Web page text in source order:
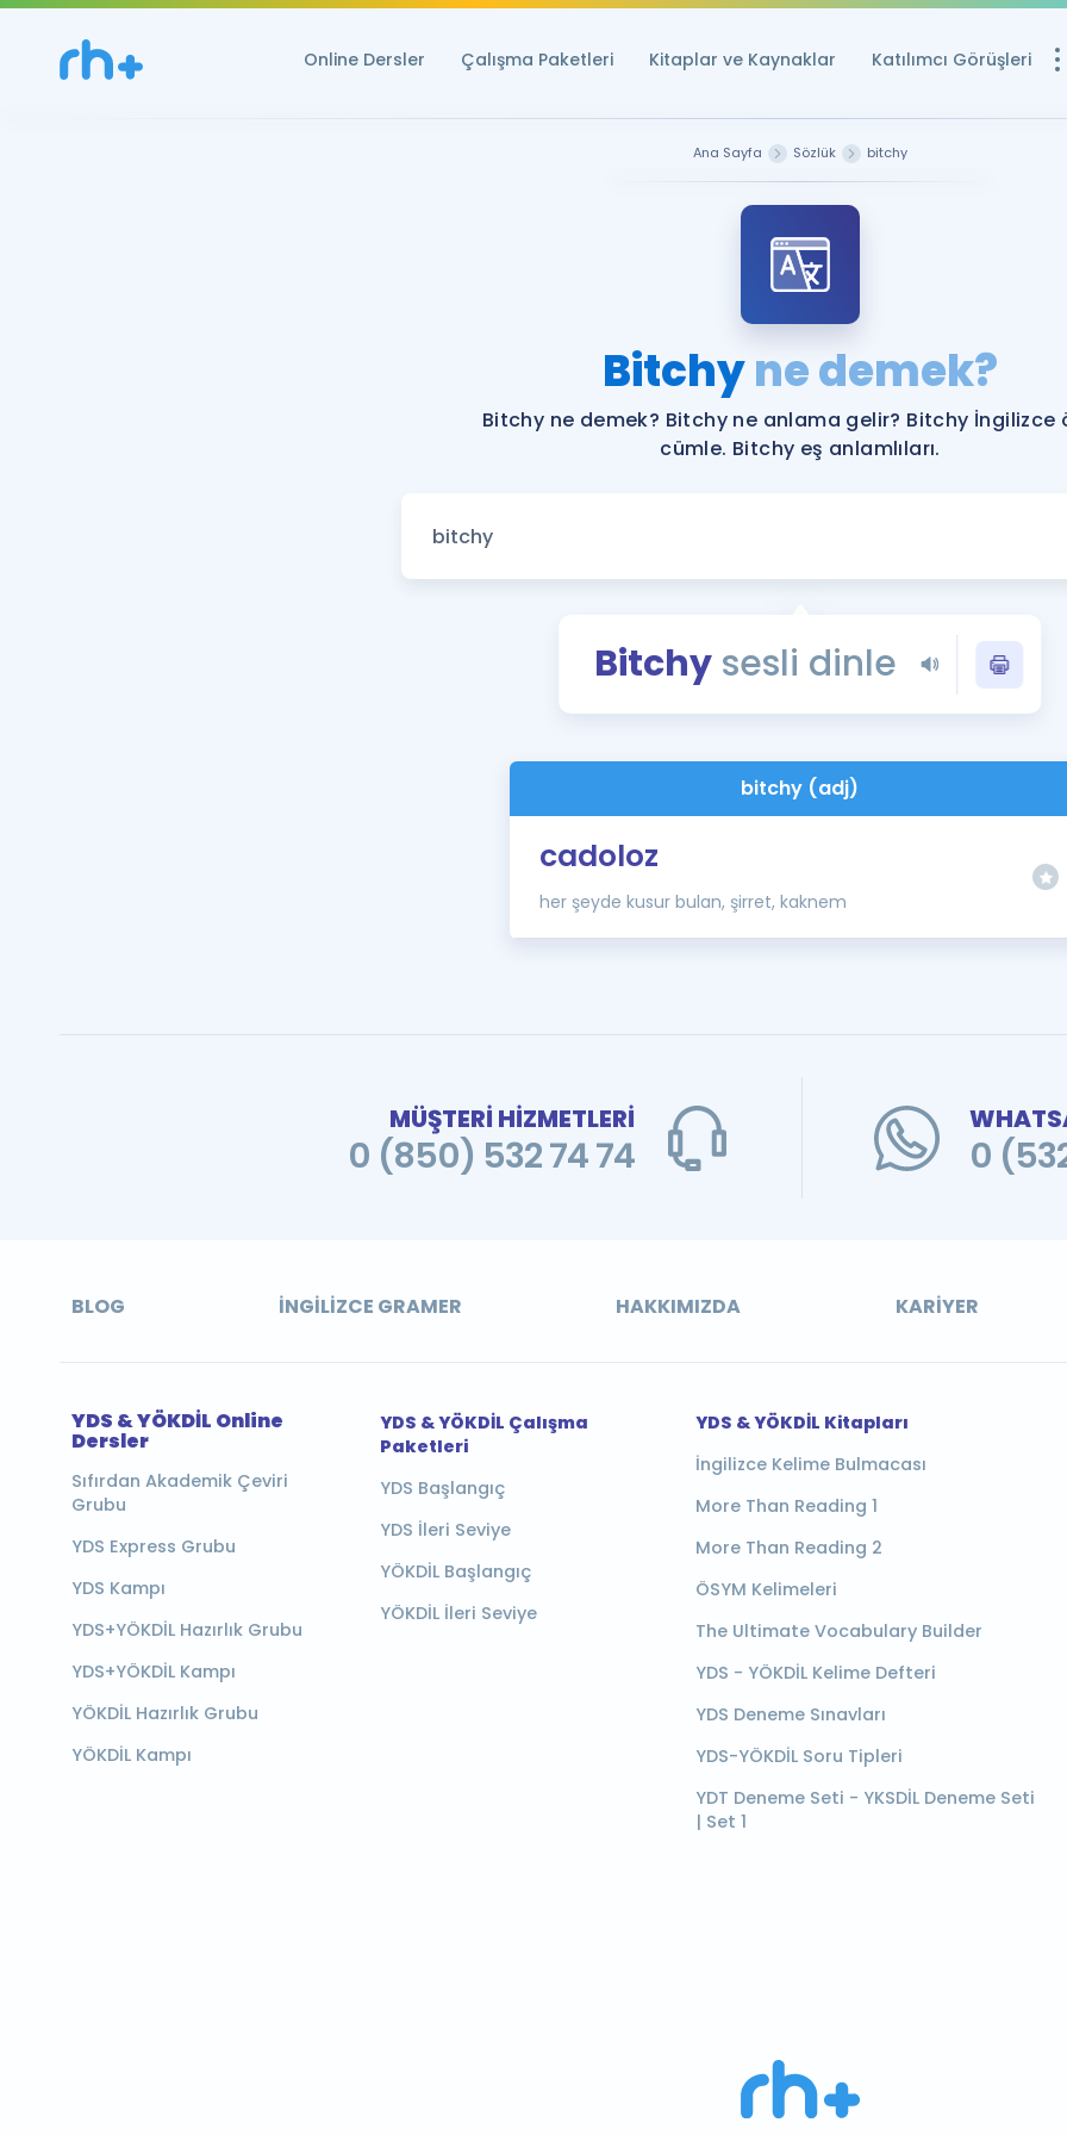
Online Dersler Çalışma Paketleri Kitaplar ve Kaynaklar Katılımcı Görüşleri
YDS ve YÖKDİL
Rehberlik Aracı
YDS ve YÖKDİL'e
Tüm ÖSYM
YDS - YÖKDİL
İngilizce Gramer
Ana Sayfa Sözlük bitchy
Bitchyne demek?
Bitchy ne demek? Bitchy ne anlama gelir? Bitchy İngilizce
cümle. Bitchy eş anlamlıları.
Bitchy sesli dinle
bitchy (adj)
cadoloz
her şeyde kusur bulan, şirret, kaknem
MÜŞTERİ HİZMETLERİ
0 (850) 532 74 74 0
BLOG İNGILIZCE GRAMER HAKKIMIZDA KARIYER
YDS & YÖKDİL Online
Dersler
Sıfırdan Akademik Çeviri
Grubu
YDS Express Grubu
YDS Kampı
YDS+YÖKDİL Hazırlık Grubu
YDS+YÖKDİL Kampı
YÖKDİL Hazırlık Grubu
YÖKDİL Kampı
YDS & YÖKDİL Çalışma
Paketleri
YDS Başlangıç
YDS İleri Seviye
YÖKDİL Başlangıç
YÖKDİL İleri Seviye
YDS & YÖKDİL Kitapları
İngilizce Kelime Bulmacası
More Than Reading 1
More Than Reading 2
ÖSYM Kelimeleri
The Ultimate Vocabulary Builder
YDS - YÖKDİL Kelime Defteri
YDS Deneme Sınavları
YDS-YÖKDİL Soru Tipleri
YDT Deneme Seti - YKSDİL Deneme Seti
| Set 1